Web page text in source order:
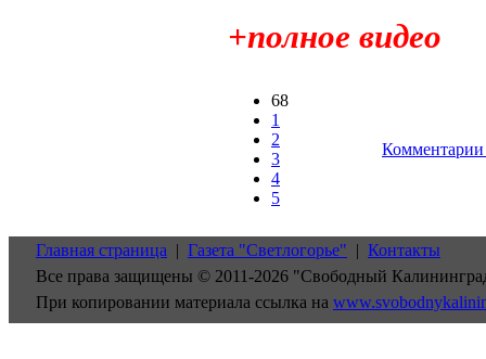
+полное видео
68
1
2
3
4
5
Комментарии
Главная страница | Газета "Светлогорье" | Контакты
Все права защищены © 2011-2026 "Свободный
При копировании материала ссылка на